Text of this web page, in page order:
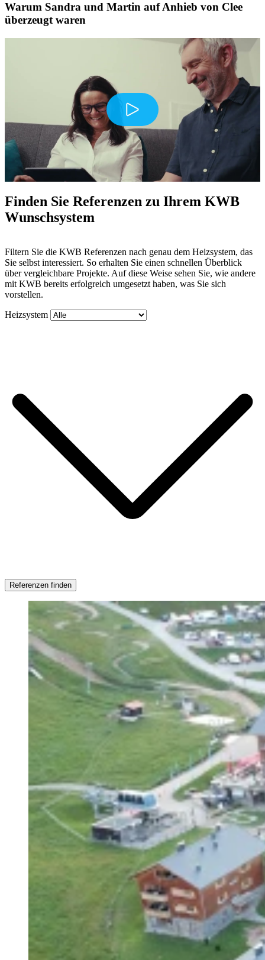
Warum Sandra und Martin auf Anhieb von Clee
überzeugt waren
Finden Sie Referenzen zu Ihrem KWB
Wunschsystem
Filtern Sie die KWB Referenzen nach genau dem Heizsystem, das
Sie selbst interessiert. So erhalten Sie einen schnellen Überblick
über vergleichbare Projekte. Auf diese Weise sehen Sie, wie andere
mit KWB bereits erfolgreich umgesetzt haben, was Sie sich
vorstellen.
Heizsystem
Referenzen finden